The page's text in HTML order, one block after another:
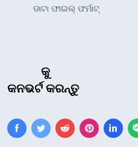
କୁ
କନଭର୍ଟ କରନ୍ତୁ
ଡାଟା ଫାଇଲ୍ ଫର୍ମାଟ୍